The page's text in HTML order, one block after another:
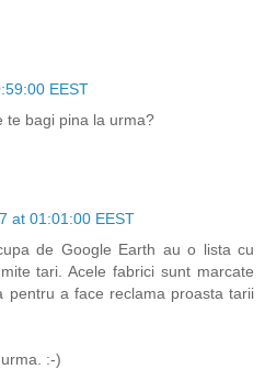
EEST
te bagi pina la urma?
at 01:01:00 EEST
de Google Earth au o lista cu
tari. Acele fabrici sunt marcate
pentru a face reclama proasta tarii
:-)